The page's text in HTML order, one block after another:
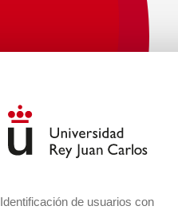
Identificación de usuarios con